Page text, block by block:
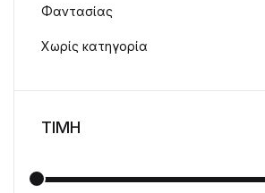
Φαντασίας
Χωρίς κατηγορία
ΤΙΜΗ